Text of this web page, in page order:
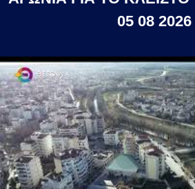
05 08 2026